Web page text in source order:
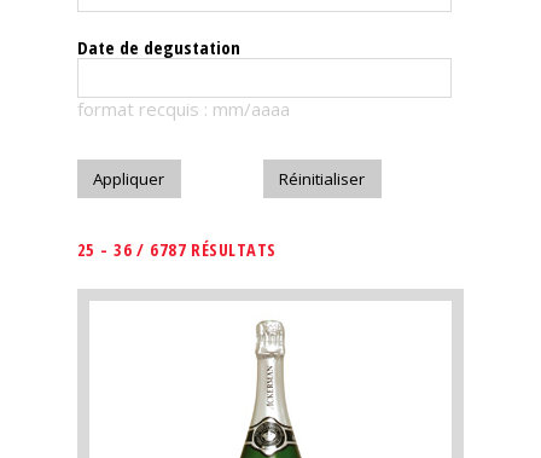
Le
magazine
Télécharger
Date de degustation
format recquis : mm/aaaa
25 - 36 / 6787 RÉSULTATS